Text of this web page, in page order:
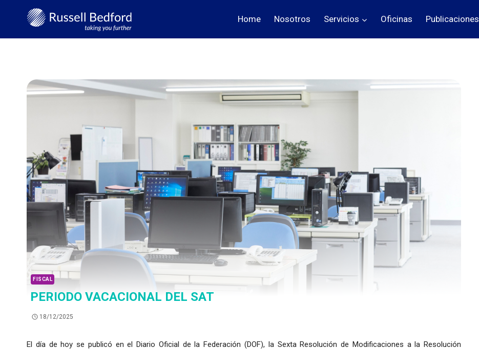
Home Nosotros Servicios Oficinas Publicaciones
FISCAL
PERIODO VACACIONAL DEL SAT
18/12/2025
El día de hoy se publicó en el Diario Oficial de la Federación (DOF), la Sexta Resolución de Modificaciones a la Resolución